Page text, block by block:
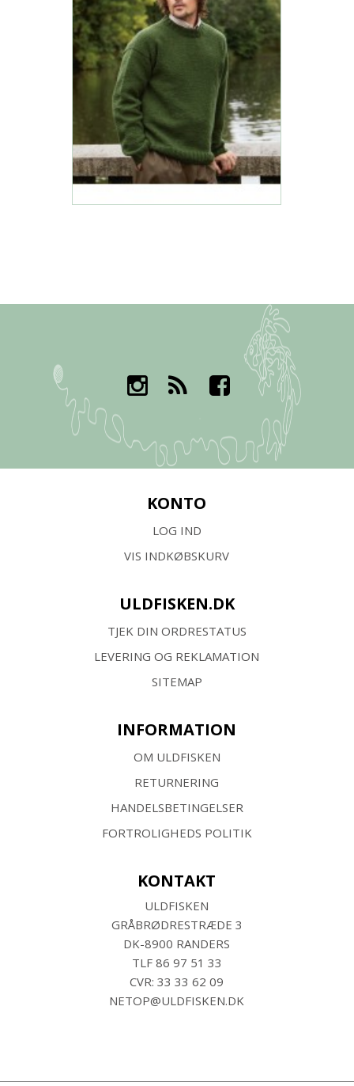
KONTO
LOG IND
VIS INDKØBSKURV
ULDFISKEN.DK
TJEK DIN ORDRESTATUS
LEVERING OG REKLAMATION
SITEMAP
INFORMATION
OM ULDFISKEN
RETURNERING
HANDELSBETINGELSER
FORTROLIGHEDS POLITIK
KONTAKT
ULDFISKEN
GRÅBRØDRESTRÆDE 3
DK-8900 RANDERS
TLF 86 97 51 33
CVR: 33 33 62 09
NETOP@ULDFISKEN.DK